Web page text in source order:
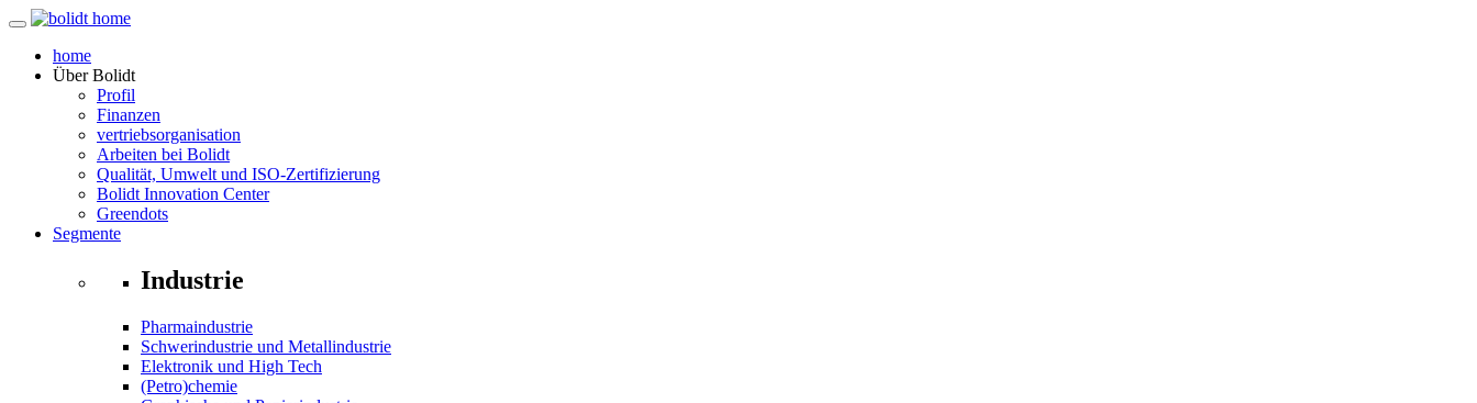
home
ÜberBolidt
Profil
Finanzen
vertriebsorganisation
Arbeiten bei Bolidt
Qualität, Umwelt und ISO-Zertifizierung
Bolidt Innovation Center
Greendots
Segmente
Industrie
Pharmaindustrie
Schwerindustrie und Metallindustrie
Elektronik und High Tech
(Petro)chemie